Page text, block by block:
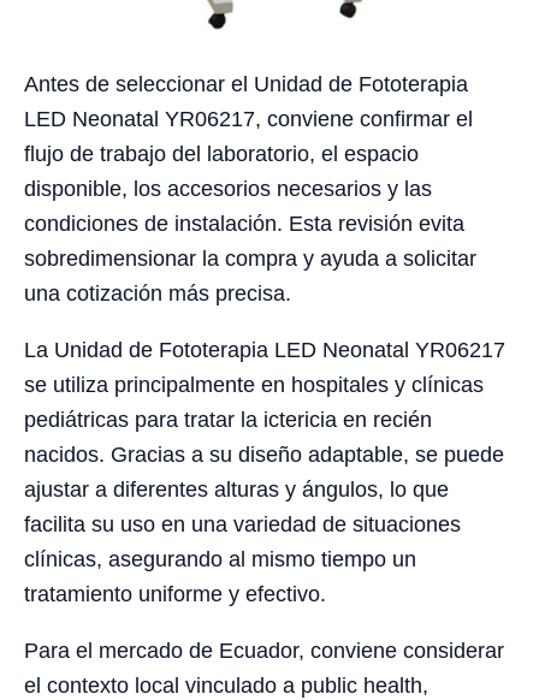
Antes de seleccionar el Unidad de Fototerapia
LED Neonatal YR06217, conviene confirmar el
flujo de trabajo del laboratorio, el espacio
disponible, los accesorios necesarios y las
condiciones de instalación. Esta revisión evita
sobredimensionar la compra y ayuda a solicitar
una cotización más precisa.
La Unidad de Fototerapia LED Neonatal YR06217
se utiliza principalmente en hospitales y clínicas
pediátricas para tratar la ictericia en recién
nacidos. Gracias a su diseño adaptable, se puede
ajustar a diferentes alturas y ángulos, lo que
facilita su uso en una variedad de situaciones
clínicas, asegurando al mismo tiempo un
tratamiento uniforme y efectivo.
Para el mercado de Ecuador, conviene considerar
el contexto local vinculado a public health,